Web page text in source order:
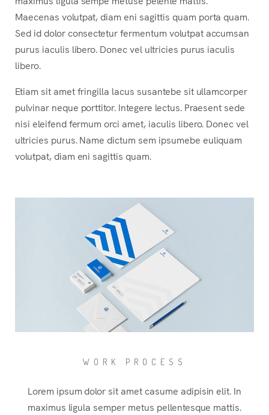
Maecenas volutpat, diam eni sagittis quam porta quam.
Sed id dolor consectetur fermentum volutpat accumsan
purus iaculis libero. Donec vel ultricies purus iaculis
libero.
Etiam sit amet fringilla lacus susantebe sit ullamcorper
pulvinar neque porttitor. Integere lectus. Praesent sede
nisi eleifend fermum orci amet, iaculis libero. Donec vel
ultricies purus. Name dictum sem ipsumebe euliquam
volutpat, diam eni sagittis quam.
WORK PROCESS
Lorem ipsum dolor sit amet casume adipisin elit. In
maximus ligula semper metus pellentesque mattis.